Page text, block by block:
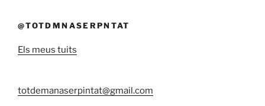
@TOTDMNASERPNTAT
Els meus tuits
totdemanaserpintat@gmail.com